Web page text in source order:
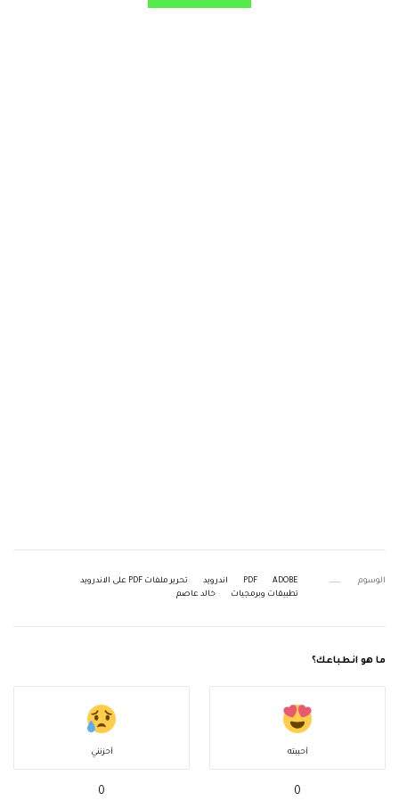
الوسوم ADOBE
PDF اندرويد
تحرير ملفات PDF على الاندرويد
تطبيقات وبرمجيات
خالد عاصم
ما هو انطباعك؟
أحببته
0
أحزنني
0